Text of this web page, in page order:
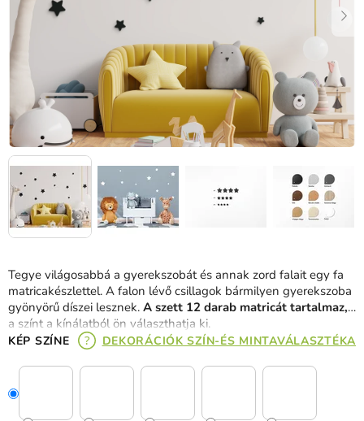
Tegye világosabbá a gyerekszobát és annak zord falait egy fa
matricakészlettel. A falon lévő csillagok bármilyen gyerekszoba
gyönyörű díszei lesznek. A szett 12 darab matricát tartalmaz,
a színt a kínálatból ön választhatja ki.
KÉP SZÍNE DEKORÁCIÓK SZÍN-ÉS MINTAVÁLASZTÉKA